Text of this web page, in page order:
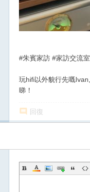
#朱賓家訪 #家訪交流
玩hifi以外貌行先嘅
睇！
回復